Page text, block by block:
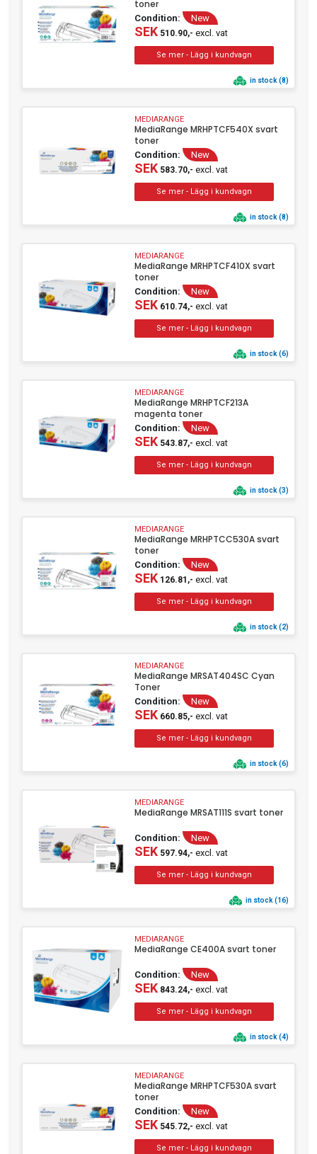
toner
Condition: New
SEK510.90,- excl. vat
in stock (8)
MEDIARANGE
MediaRange MRHPTCF540X svart
toner
Condition: New
SEK583.70,- excl. vat
in stock (8)
MEDIARANGE
MediaRange MRHPTCF410X svart
toner
Condition: New
SEK610.74,- excl. vat
in stock (6)
MEDIARANGE
MediaRange MRHPTCF213A
magenta toner
Condition: New
SEK543.87,- excl. vat
in stock (3)
MEDIARANGE
MediaRange MRHPTCC530A svart
toner
Condition: New
SEK126.81,- excl. vat
in stock (2)
MEDIARANGE
MediaRange MRSAT404SC Cyan
Toner
Condition: New
SEK660.85,- excl. vat
in stock (6)
MEDIARANGE
MediaRange MRSAT111S svart toner
Condition: New
SEK597.94,- excl. vat
in stock (16)
MEDIARANGE
MediaRange CE400A svart toner
Condition: New
SEK843.24,- excl. vat
in stock (4)
MEDIARANGE
MediaRange MRHPTCF530A svart
toner
Condition: New
SEK545.72,- excl. vat